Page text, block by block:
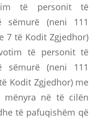
të personit të
sëmurë (neni 111
7 të Kodit Zgjedhor)
të personit të
sëmurë (neni 111
Kodit Zgjedhor) me
mënyra në të cilën
të pafuqishëm që